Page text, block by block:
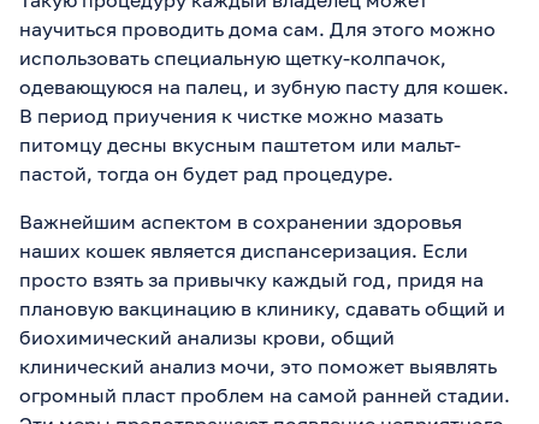
научиться проводить дома сам. Для этого можно
использовать специальную щетку-колпачок,
одевающуюся на палец, и зубную пасту для кошек.
В период приучения к чистке можно мазать
питомцу десны вкусным паштетом или мальт-
пастой, тогда он будет рад процедуре.
Важнейшим аспектом в сохранении здоровья
наших кошек является диспансеризация. Если
просто взять за привычку каждый год, придя на
плановую вакцинацию в клинику, сдавать общий и
биохимический анализы крови, общий
клинический анализ мочи, это поможет выявлять
огромный пласт проблем на самой ранней стадии.